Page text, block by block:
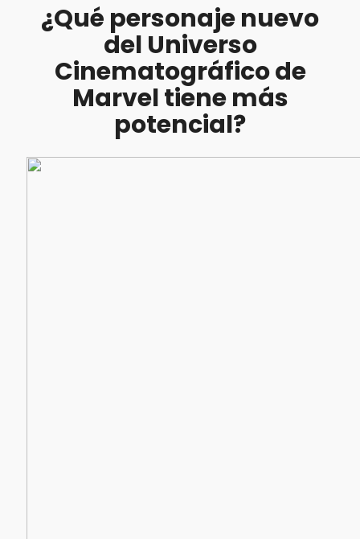
¿Qué personaje nuevo
del Universo
Cinematográfico de
Marvel tiene más
potencial?